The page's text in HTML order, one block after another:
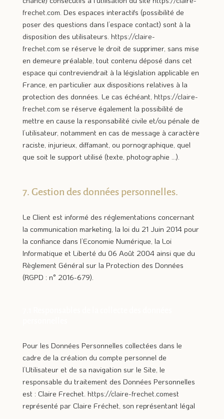
frechet.com. Des espaces interactifs (possibilité de
poser des questions dans l’espace contact) sont à la
disposition des utilisateurs. https://claire-
frechet.com se réserve le droit de supprimer, sans mise
en demeure préalable, tout contenu déposé dans cet
espace qui contreviendrait à la législation applicable en
France, en particulier aux dispositions relatives à la
protection des données. Le cas échéant, https://claire-
frechet.com se réserve également la possibilité de
mettre en cause la responsabilité civile et/ou pénale de
l’utilisateur, notamment en cas de message à caractère
raciste, injurieux, diffamant, ou pornographique, quel
que soit le support utilisé (texte, photographie …).
7. Gestion des données personnelles.
Le Client est informé des réglementations concernant
la communication marketing, la loi du 21 Juin 2014 pour
la confiance dans l’Economie Numérique, la Loi
Informatique et Liberté du 06 Août 2004 ainsi que du
Règlement Général sur la Protection des Données
(RGPD : n° 2016-679).
Pour les Données Personnelles collectées dans le
cadre de la création du compte personnel de
l’Utilisateur et de sa navigation sur le Site, le
responsable du traitement des Données Personnelles
est : Claire Frechet. https://claire-frechet.comest
représenté par Claire Fréchet, son représentant légal